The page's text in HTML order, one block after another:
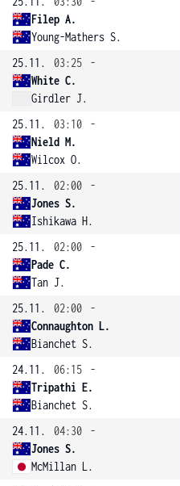
Filep A.
Young-Mathers S.
25.11.
03:25
-
White C.
Girdler J.
25.11.
03:10
-
Nield M.
Wilcox O.
25.11.
02:00
-
Jones S.
Ishikawa H.
25.11.
02:00
-
Pade C.
Tan J.
25.11.
02:00
-
Connaughton L.
Bianchet S.
24.11.
06:15
-
Tripathi E.
Bianchet S.
24.11.
04:30
-
Jones S.
McMillan L.